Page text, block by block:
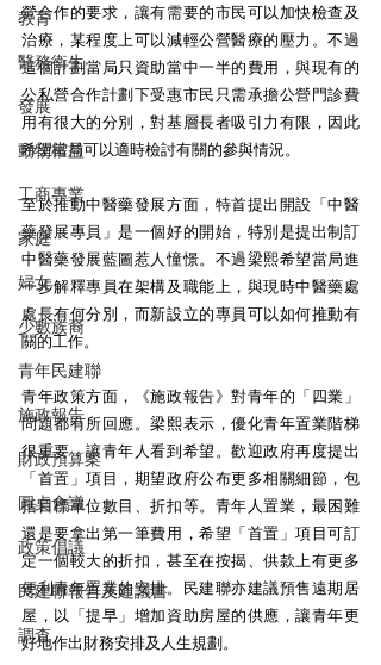
教育
醫務衛生
發展
動物權益
工商專業
家庭
婦女
少數族裔
青年民建聯
施政報告
財政預算案
圓桌會議
政策倡議
民建聯報告及建議書
調查
營合作的要求，讓有需要的市民可以加快檢查及
治療，某程度上可以減輕公營醫療的壓力。不過
這個計劃當局只資助當中一半的費用，與現有的
公私營合作計劃下受惠市民只需承擔公營門診費
用有很大的分別，對基層長者吸引力有限，因此
希望當局可以適時檢討有關的參與情況。
至於推動中醫藥發展方面，特首提出開設「中醫
藥發展專員」是一個好的開始，特別是提出制訂
中醫藥發展藍圖惹人憧憬。不過梁熙希望當局進
一步解釋專員在架構及職能上，與現時中醫藥處
處長有何分別，而新設立的專員可以如何推動有
關的工作。
青年政策方面，《施政報告》對青年的「四業」
問題都有所回應。梁熙表示，優化青年置業階梯
很重要，讓青年人看到希望。歡迎政府再度提出
「首置」項目，期望政府公布更多相關細節，包
括目標單位數目、折扣等。青年人置業，最困難
還是要拿出第一筆費用，希望「首置」項目可訂
定一個較大的折扣，甚至在按揭、供款上有更多
便利青年置業的安排。民建聯亦建議預售遠期居
屋，以「提早」增加資助房屋的供應，讓青年更
好地作出財務安排及人生規劃。